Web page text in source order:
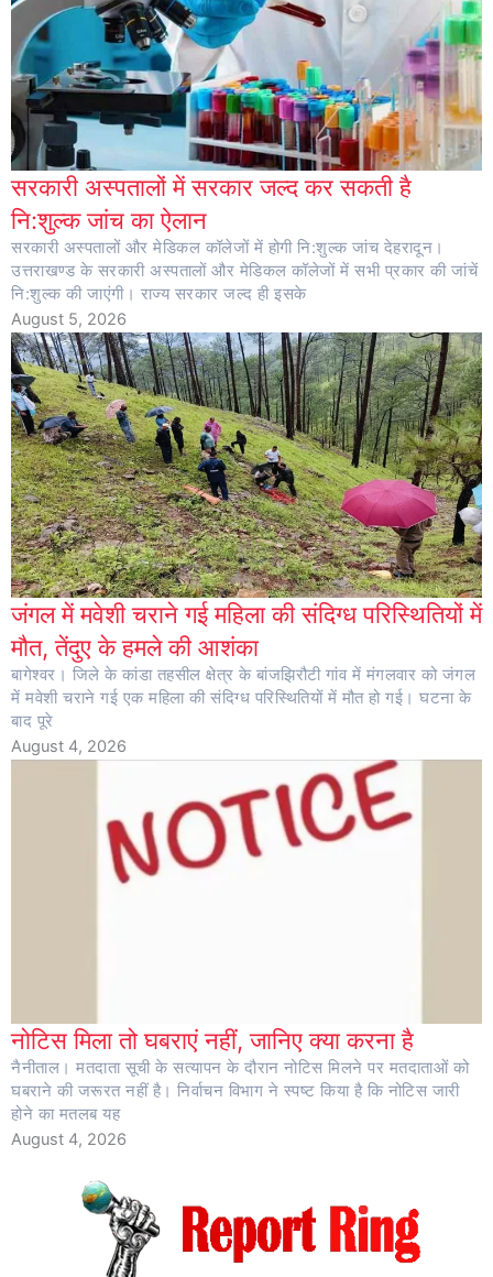
सरकारी अस्पतालों में सरकार जल्द कर सकती है
नि:शुल्क जांच का ऐलान
सरकारी अस्पतालों और मेडिकल कॉलेजों में होगी नि:शुल्क जांच देहरादून।
उत्तराखण्ड के सरकारी अस्पतालों और मेडिकल कॉलेजों में सभी प्रकार की जांचें
नि:शुल्क की जाएंगी। राज्य सरकार जल्द ही इसके
August 5, 2026
जंगल में मवेशी चराने गई महिला की संदिग्ध परिस्थितियों में
मौत, तेंदुए के हमले की आशंका
बागेश्वर। जिले के कांडा तहसील क्षेत्र के बांजझिरौटी गांव में मंगलवार को जंगल
में मवेशी चराने गई एक महिला की संदिग्ध परिस्थितियों में मौत हो गई। घटना के
बाद पूरे
August 4, 2026
नोटिस मिला तो घबराएं नहीं, जानिए क्या करना है
नैनीताल। मतदाता सूची के सत्यापन के दौरान नोटिस मिलने पर मतदाताओं को
घबराने की जरूरत नहीं है। निर्वाचन विभाग ने स्पष्ट किया है कि नोटिस जारी
होने का मतलब यह
August 4, 2026